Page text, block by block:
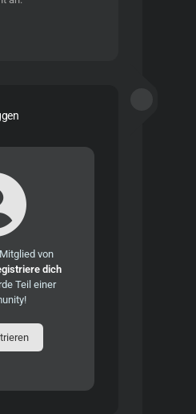
von
dich
Teil einer